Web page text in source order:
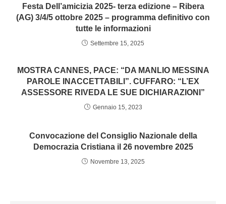
Festa Dell’amicizia 2025- terza edizione – Ribera
(AG) 3/4/5 ottobre 2025 – programma definitivo con
tutte le informazioni
Settembre 15, 2025
MOSTRA CANNES, PACE: “DA MANLIO MESSINA
PAROLE INACCETTABILI”. CUFFARO: “L’EX
ASSESSORE RIVEDA LE SUE DICHIARAZIONI”
Gennaio 15, 2023
Convocazione del Consiglio Nazionale della
Democrazia Cristiana il 26 novembre 2025
Novembre 13, 2025